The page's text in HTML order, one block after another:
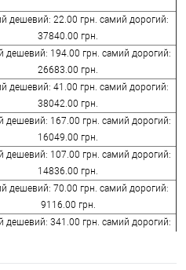
дешевий: 22.00 грн. самий дорогий:
37840.00 грн.
дешевий: 194.00 грн. самий дорогий:
26683.00 грн.
дешевий: 41.00 грн. самий дорогий:
38042.00 грн.
дешевий: 167.00 грн. самий дорогий:
16049.00 грн.
дешевий: 107.00 грн. самий дорогий:
14836.00 грн.
дешевий: 70.00 грн. самий дорогий:
9116.00 грн.
дешевий: 341.00 грн. самий дорогий: